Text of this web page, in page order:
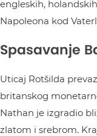
engleskih,
Napoleona kod
Spasavanje
Uticaj Rotšilda
britanskog
Nathan je izgradio
zlatom i srebrom.